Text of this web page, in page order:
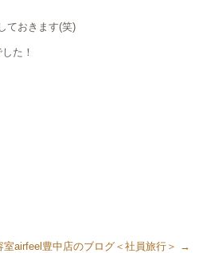
ておきます(笑)
た！
airfeel豊中店のブログ＜社員旅行＞ →